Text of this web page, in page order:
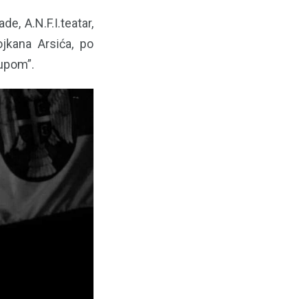
A.N.F.I.teatar,
Arsića, po